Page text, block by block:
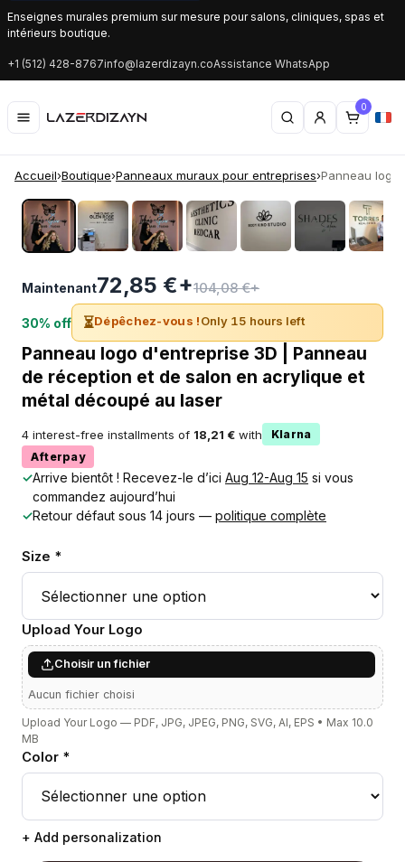
Enseignes murales premium sur mesure pour salons, cliniques, spas et
intérieurs boutique.
+1 (512) 428-8767info@lazerdizayn.coAssistance WhatsApp
0
Accueil›Boutique›Panneaux muraux pour entreprises›Panneau logo
‹ ›
Maintenant72,85 €+104,08 €+
30% off ⏳Dépêchez-vous !Only 15 hours left
Panneau logo d'entreprise 3D | Panneau
de réception et de salon en acrylique et
métal découpé au laser
4 interest-free installments of 18,21 € with
Klarna
Afterpay
✓Arrive bientôt ! Recevez-le d’ici Aug 12-Aug 15 si vous
commandez aujourd’hui
✓Retour défaut sous 14 jours — politique complète
Size *
Upload Your Logo
Choisir un fichier
Aucun fichier choisi
Upload Your Logo — PDF, JPG, JPEG, PNG, SVG, AI, EPS • Max 10.0
MB
Color *
+ Add personalization